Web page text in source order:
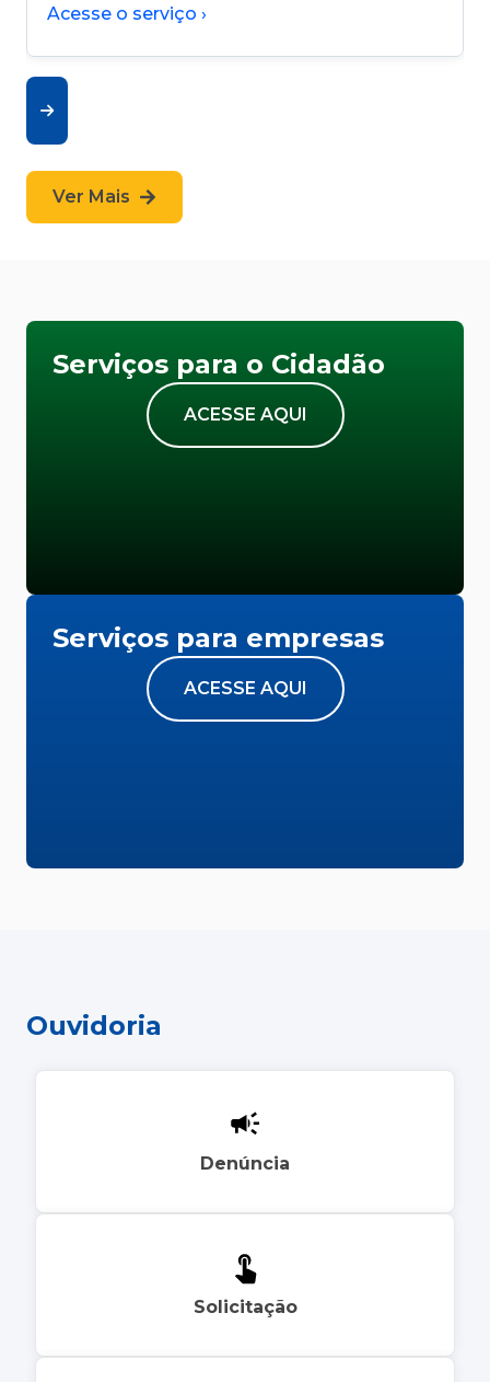
Acesse o serviço ›
Ver Mais
Serviços para o Cidadão
ACESSE AQUI
Serviços para empresas
ACESSE AQUI
Ouvidoria
Denúncia
Solicitação